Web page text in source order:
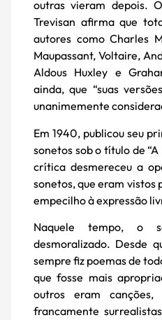
outras vieram depois.
Trevisan afirma que
autores como Charles
Maupassant, Voltaire,
Aldous Huxley e
ainda, que “suas
unanimemente
Em 1940, publicou seu
sonetos sob o título de
crítica desmereceu a
sonetos, que eram vistos
empecilho à expressão
Naquele tempo, o
desmoralizado. Desde
sempre fiz poemas de
que fosse mais
outros eram
francamente